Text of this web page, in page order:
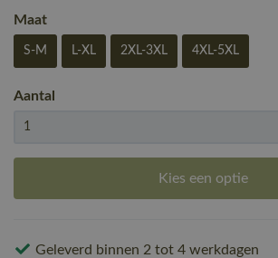
Maat
S-M L-XL 2XL-3XL 4XL-5XL
Aantal
Kies een optie
Geleverd binnen 2 tot 4 werkdagen